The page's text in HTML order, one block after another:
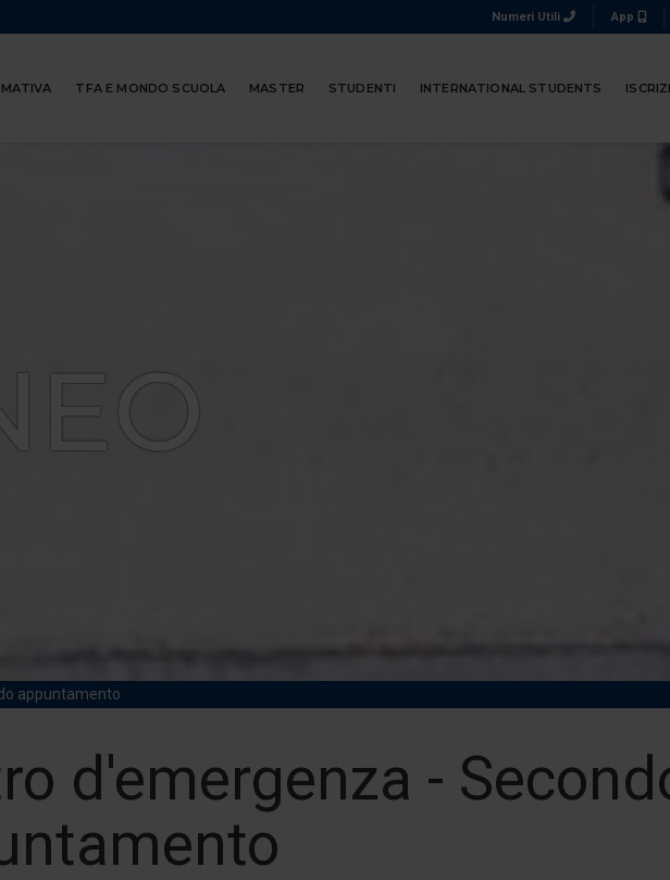
Numeri Utili App
TFA E MONDO SCUOLA MASTER STUDENTI INTERNATIONAL STUDENTS
appuntamento
d'emergenza -